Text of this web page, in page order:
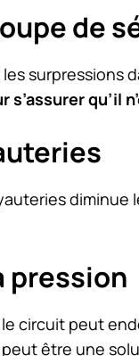
de
surpressions
qu’il
diminue
pression
circuit peut
peut être une